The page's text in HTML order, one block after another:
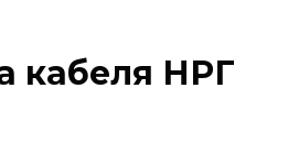
кабеля НРГ